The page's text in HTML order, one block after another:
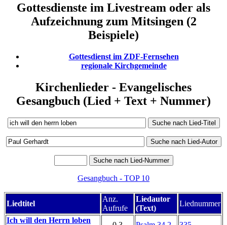
Gottesdienste im Livestream oder als
Aufzeichnung zum Mitsingen (2
Beispiele)
Gottesdienst im ZDF-Fernsehen
regionale Kirchgemeinde
Kirchenlieder - Evangelisches
Gesangbuch (Lied + Text + Nummer)
Gesangbuch - TOP 10
Liedtitel
Anz.
Aufrufe
Liedautor
(Text)
Liednummer
Ich will den Herrn loben